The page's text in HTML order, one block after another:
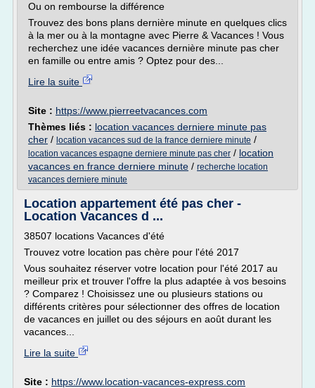
Ou on rembourse la différence
Trouvez des bons plans dernière minute en quelques clics
à la mer ou à la montagne avec Pierre & Vacances ! Vous
recherchez une idée vacances dernière minute pas cher
en famille ou entre amis ? Optez pour des...
Lire la suite
Site : https://www.pierreetvacances.com
Thèmes liés : location vacances derniere minute pas
cher / location vacances sud de la france derniere minute /
location vacances espagne derniere minute pas cher / location
vacances en france derniere minute / recherche location
vacances derniere minute
Location appartement été pas cher -
Location Vacances d ...
38507 locations Vacances d'été
Trouvez votre location pas chère pour l'été 2017
Vous souhaitez réserver votre location pour l'été 2017 au
meilleur prix et trouver l'offre la plus adaptée à vos besoins
? Comparez ! Choisissez une ou plusieurs stations ou
différents critères pour sélectionner des offres de location
de vacances en juillet ou des séjours en août durant les
vacances...
Lire la suite
Site : https://www.location-vacances-express.com